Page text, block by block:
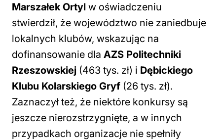
Marszałek Ortyl w oświadczeniu
stwierdził, że województwo nie zaniedbuje
lokalnych klubów, wskazując na
dofinansowanie dla AZS Politechniki
Rzeszowskiej (463 tys. zł) i Dębickiego
Klubu Kolarskiego Gryf (26 tys. zł).
Zaznaczył też, że niektóre konkursy są
jeszcze nierozstrzygnięte, a w innych
przypadkach organizacje nie spełniły